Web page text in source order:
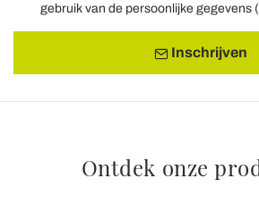
gebruik van de persoonlijke gegevens (
Inschrijven
Ontdek onze